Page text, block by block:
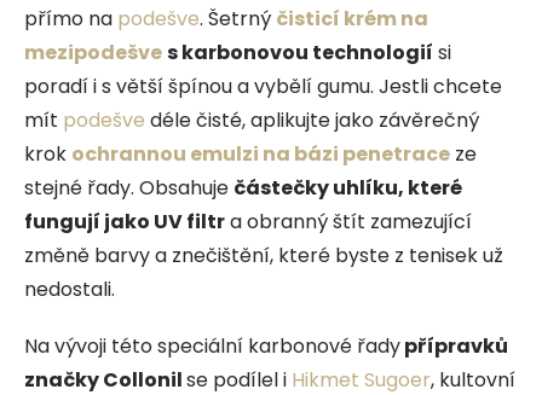
přímo na podešve. Šetrný čisticí krém na
mezipodešves karbonovou technologií si
poradí i s větší špínou a vybělí gumu. Jestli chcete
mít podešve déle čisté, aplikujte jako závěrečný
krok ochrannou emulzi na bázi penetrace ze
stejné řady. Obsahuje částečky uhlíku, které
fungují jako UV filtra obranný štít zamezující
změně barvy a znečištění, které byste z tenisek už
nedostali.
Na vývoji této speciální karbonové řadypřípravků
značky Collonilse podílel i Hikmet Sugoer, kultovní